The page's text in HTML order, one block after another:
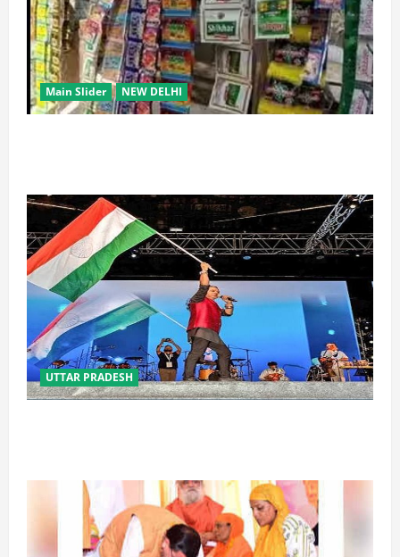
Main Slider NEW DELHI
UTTAR PRADESH